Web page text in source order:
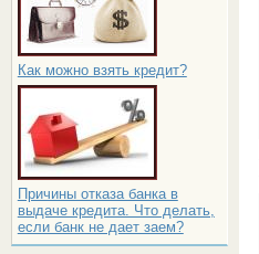
Как можно взять кредит?
Причины отказа банка в
выдаче кредита. Что делать,
если банк не дает заем?